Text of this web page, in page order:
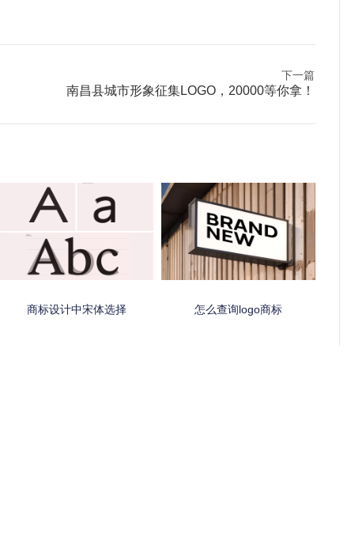
下一篇
南昌县城市形象征集LOGO，20000等你拿！
商标设计中宋体选择 怎么查询logo商标